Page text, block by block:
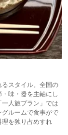
スタイル。全国の
味・器を主軸にし
人旅プラン」では
グルームで食事がで
を独り占めすれ